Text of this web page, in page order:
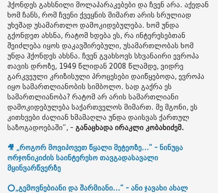
ჰქონდეს გახსნილი მოლაპარაკებები და ჩვენ არა. აქედან
ხომ ჩანს, რომ ჩვენი ქვეყნის მიმართ არის სრულიად
უხეშად უსამართლო დამოკიდებულება. ხომ უნდა
გქონდეთ ახსნა, რატომ ხდება ეს, რა ინტერესებთან
შეიძლება იყოს დაკავშირებული, უსამართლობას ხომ
უნდა ჰქონდეს ახსნა. ჩვენ გვახსოვს სხვანაირი ევროპა
თავის დროზე, 1949 წლიდან 2008 წლამდე, ვიდრე
გარკვეული კრიზისული პროცესები დაიწყებოდა, ევროპა
იყო სამართლიანობის სიმბოლო. სად გაქრა ეს
სამართლიანობა? რატომ არ არის სამართლიანი
დამოკიდებულება საქართველოს მიმართ. მე მგონი, ეს
კითხვები ძალიან ხმამაღლა უნდა დაისვას ქართულ
საზოგადოებაში“, - განაცხადა ირაკლი კობახიძემ.
🎥 „როგორ მოვიპოვეთ წყალი მეტეოზე...“ - ნინუცა
ორჯონიკიძის საინტერესო თავგადასავალი
მყინვარწვერზე
⭕„გემოვნებიანი და შარმიანი...“ - ანი ჯავახი ახალ